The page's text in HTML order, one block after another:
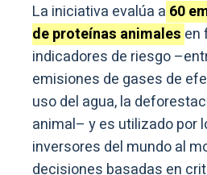
La iniciativa evalúa a 60
de proteínas animales en
indicadores de riesgo
emisiones de gases de
uso del agua, la
animal– y es utilizado por
inversores del mundo al
decisiones basadas en